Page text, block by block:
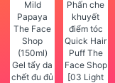
Gel tẩy da
chết đu đủ
[03 Light